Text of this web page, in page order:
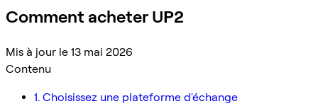
Comment acheter UP2
Mis à jour le 13 mai 2026
Contenu
1. Choisissez une plateforme d'échange